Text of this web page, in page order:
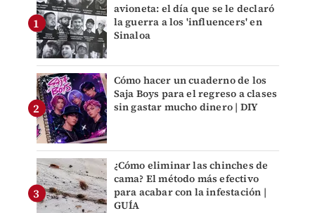
avioneta: el día que se le declaró
la guerra a los 'influencers' en
Sinaloa
Cómo hacer un cuaderno de los
Saja Boys para el regreso a clases
sin gastar mucho dinero | DIY
¿Cómo eliminar las chinches de
cama? El método más efectivo
para acabar con la infestación |
GUÍA